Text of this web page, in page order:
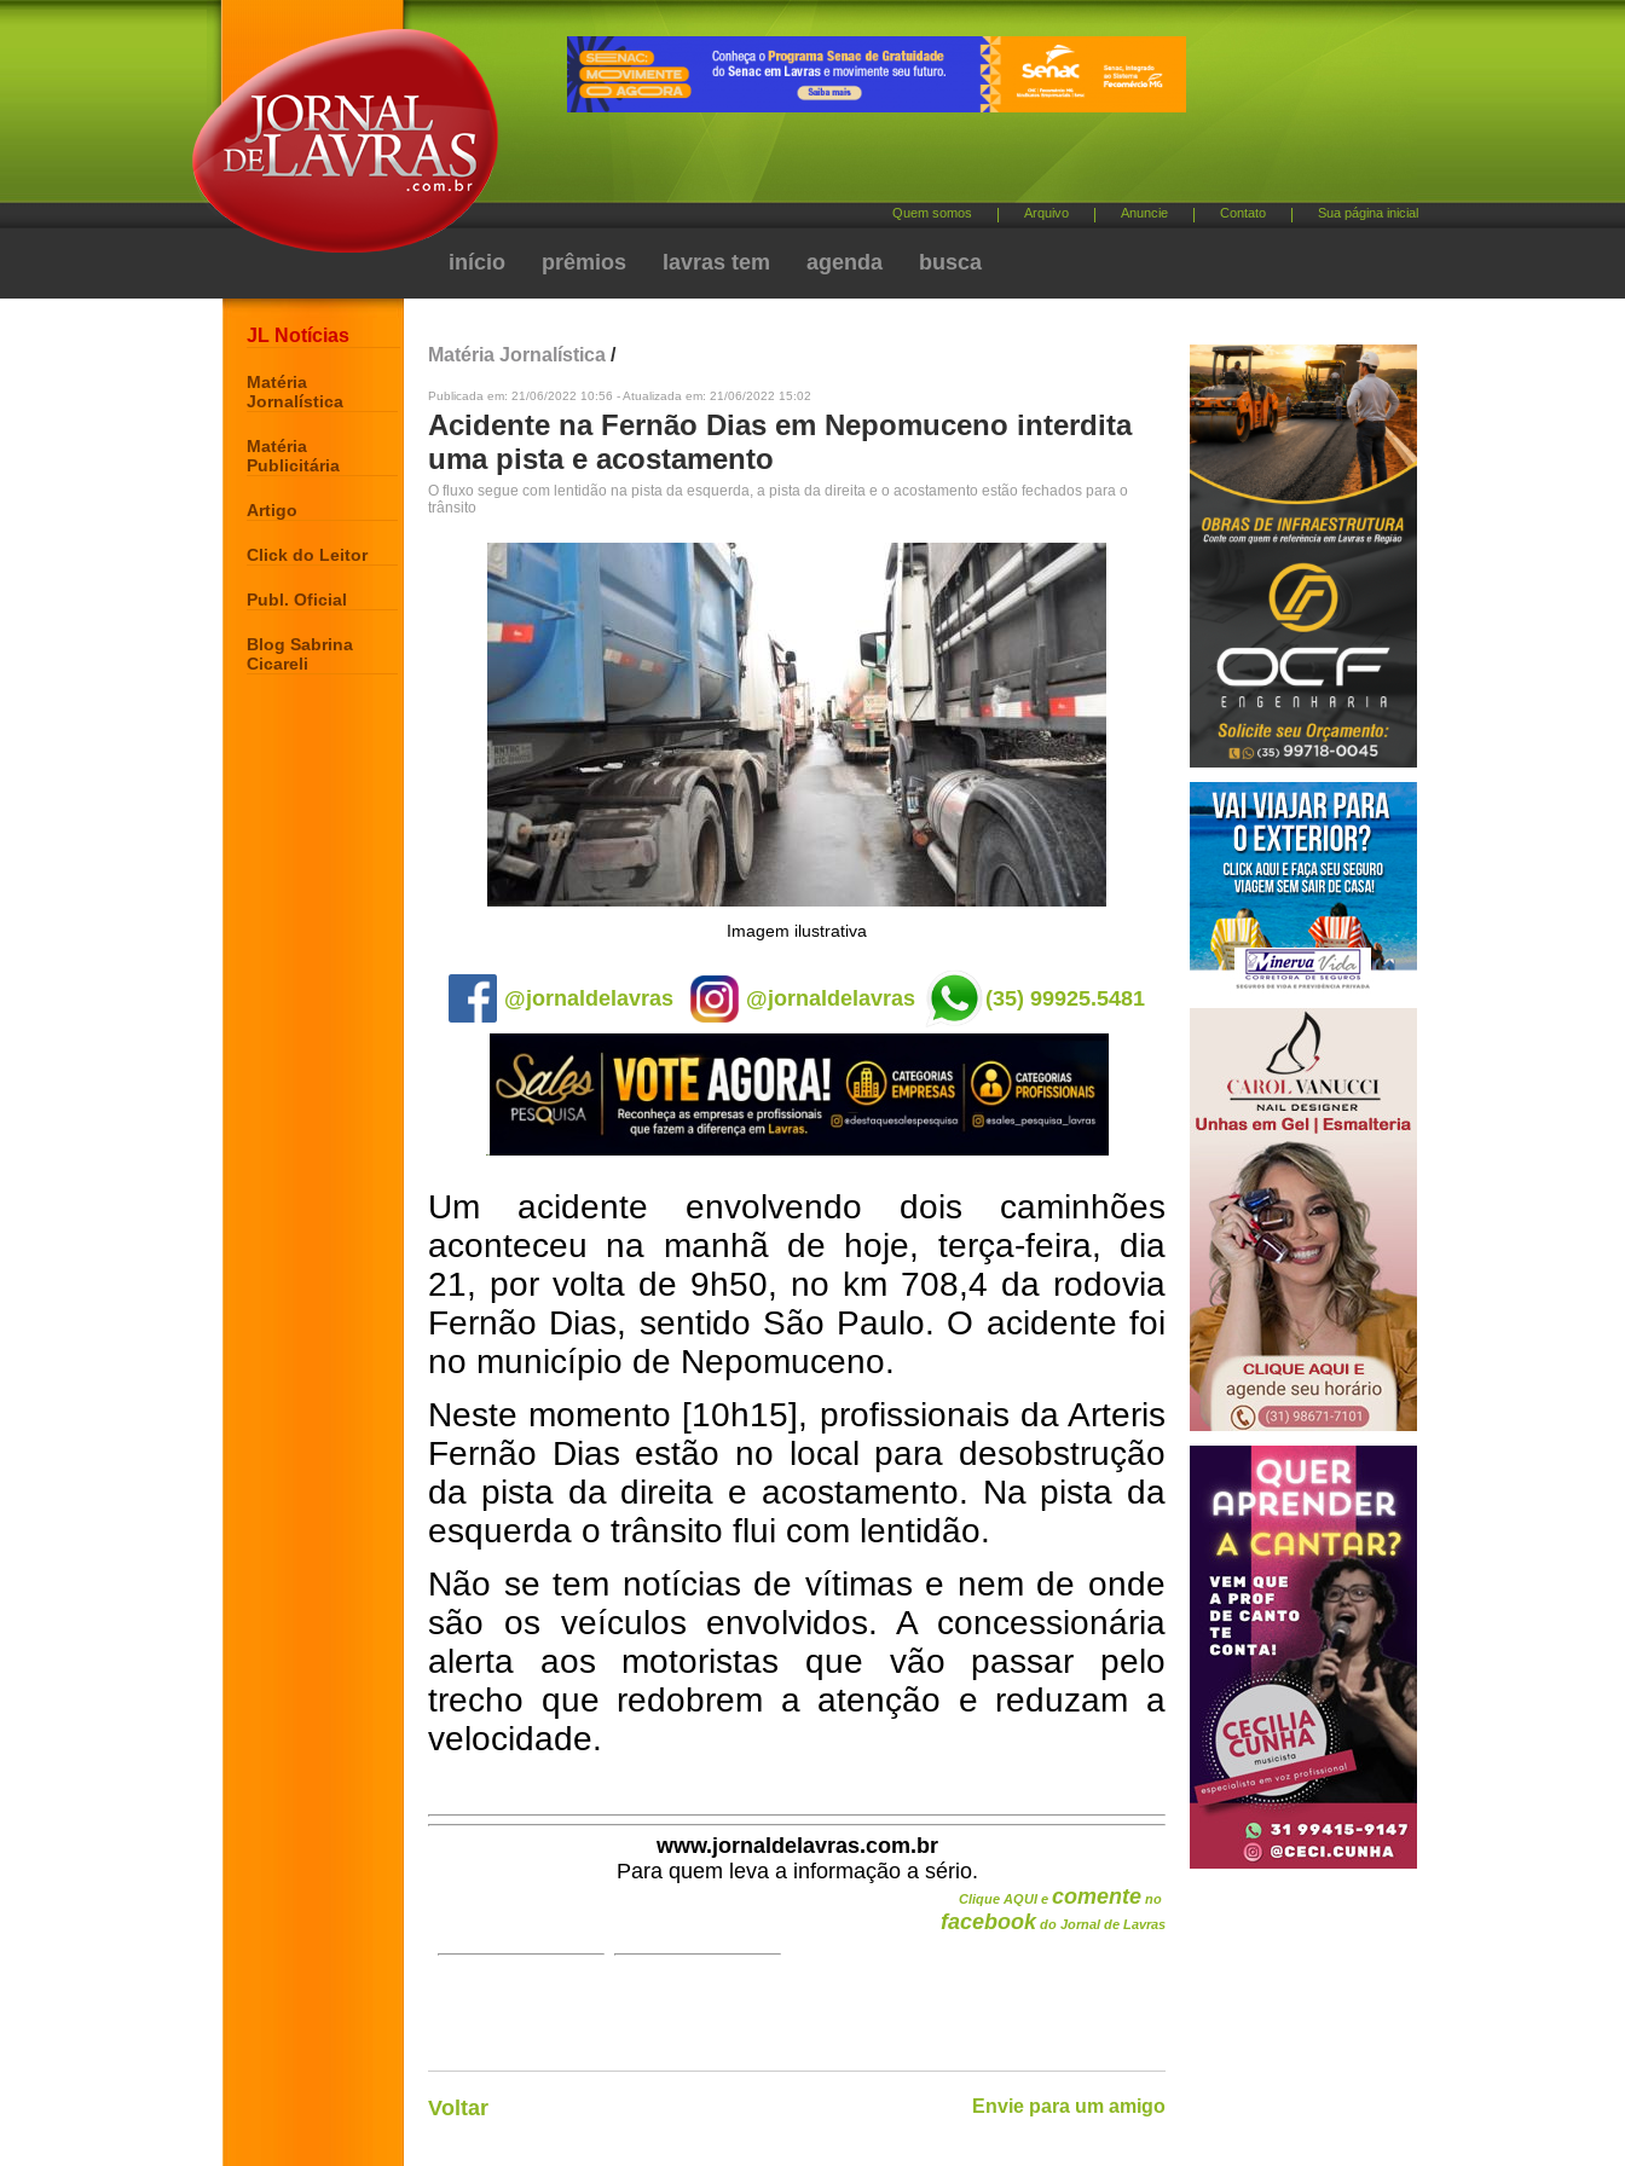
Quem somos Arquivo Anuncie Contato Sua página inicial
início prêmios lavras tem agenda busca
JL Notícias
Matéria
Jornalística
Matéria
Publicitária
Artigo
Click do Leitor
Publ. Oficial
Blog Sabrina
Cicareli
Matéria Jornalística /
Publicada em: 21/06/2022 10:56 - Atualizada em: 21/06/2022 15:02
Acidente na Fernão Dias em Nepomuceno interdita
uma pista e acostamento
O fluxo segue com lentidão na pista da esquerda, a pista da direita e o acostamento estão fechados para o
trânsito
Imagem ilustrativa
@jornaldelavras @jornaldelavras (35) 99925.5481
Um acidente envolvendo dois caminhões
aconteceu na manhã de hoje, terça-feira, dia
21, por volta de 9h50, no km 708,4 da rodovia
Fernão Dias, sentido São Paulo. O acidente foi
no município de Nepomuceno.
Neste momento [10h15], profissionais da Arteris
Fernão Dias estão no local para desobstrução
da pista da direita e acostamento. Na pista da
esquerda o trânsito flui com lentidão.
Não se tem notícias de vítimas e nem de onde
são os veículos envolvidos. A concessionária
alerta aos motoristas que vão passar pelo
trecho que redobrem a atenção e reduzam a
velocidade.
www.jornaldelavras.com.br
Para quem leva a informação a sério.
Clique AQUI e comente no
facebook do Jornal de Lavras
Voltar Envie para um amigo